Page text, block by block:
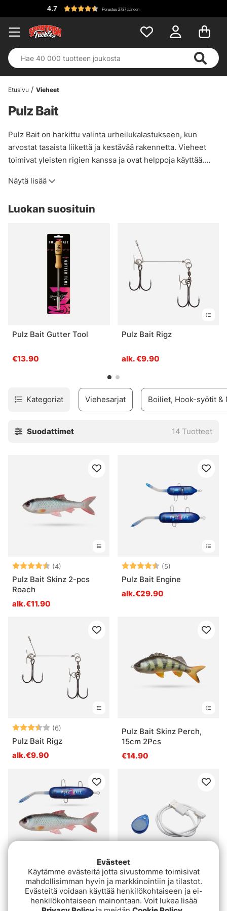
4.7 Perustuu 2737 ääneen
Etusivu Vieheet
Pulz Bait
Pulz Bait on harkittu valinta urheilukalastukseen, kun
arvostat tasaista liikettä ja kestävää rakennetta. Vieheet
toimivat yleisten rigien kanssa ja ovat helppoja käyttää.
Näytä lisää
Luokan suosituin
Pulz Bait Gutter Tool
€13.90
Pulz Bait Rigz
alk. €9.90
Kategoriat Viehesarjat Boiliet, Hook-syötit &
Suodattimet 14 Tuotteet
Arvio: (4)
4.8 5:sta tähdestä
Pulz Bait Skinz 2-pcs
Roach
alk.€11.90
Arvio: (5)
Pulz Bait Engine
alk.€29.90
Arvio: (6)
3.8 5:sta tähdestä
Pulz Bait Rigz
alk.€9.90
Pulz Bait Skinz Perch,
15cm 2Pcs
€14.90
Arvio: (17)4.7 5:sta tähdestä
Pulz Bait Starter Kit
Roach
Pulz Bait Charger Pack
(Cable + Magnet)
€7.20
Evästeet
Käytämme evästeitä jotta sivustomme toimisivat
mahdollisimman hyvin ja markkinointiin ja tilastot.
Evästeitä voidaan käyttää henkilökohtaiseen ja ei-
henkilökohtaiseen mainontaan. Voit lukea lisää